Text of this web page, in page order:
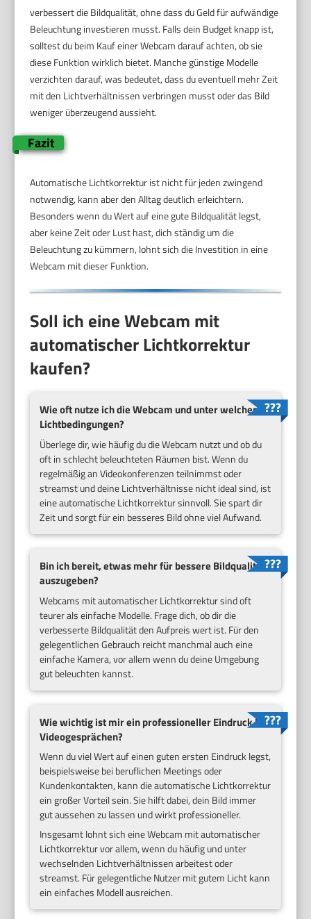
verbessert die Bildqualität, ohne dass du Geld für aufwändige
Beleuchtung investieren musst. Falls dein Budget knapp ist,
solltest du beim Kauf einer Webcam darauf achten, ob sie
diese Funktion wirklich bietet. Manche günstige Modelle
verzichten darauf, was bedeutet, dass du eventuell mehr Zeit
mit den Lichtverhältnissen verbringen musst oder das Bild
weniger überzeugend aussieht.
Fazit
Automatische Lichtkorrektur ist nicht für jeden zwingend
notwendig, kann aber den Alltag deutlich erleichtern.
Besonders wenn du Wert auf eine gute Bildqualität legst,
aber keine Zeit oder Lust hast, dich ständig um die
Beleuchtung zu kümmern, lohnt sich die Investition in eine
Webcam mit dieser Funktion.
Soll ich eine Webcam mit
automatischer Lichtkorrektur
kaufen?
Wie oft nutze ich die Webcam und unter welchen
Lichtbedingungen?
Überlege dir, wie häufig du die Webcam nutzt und ob du
oft in schlecht beleuchteten Räumen bist. Wenn du
regelmäßig an Videokonferenzen teilnimmst oder
streamst und deine Lichtverhältnisse nicht ideal sind, ist
eine automatische Lichtkorrektur sinnvoll. Sie spart dir
Zeit und sorgt für ein besseres Bild ohne viel Aufwand.
Bin ich bereit, etwas mehr für bessere Bildqualität
auszugeben?
Webcams mit automatischer Lichtkorrektur sind oft
teurer als einfache Modelle. Frage dich, ob dir die
verbesserte Bildqualität den Aufpreis wert ist. Für den
gelegentlichen Gebrauch reicht manchmal auch eine
einfache Kamera, vor allem wenn du deine Umgebung
gut beleuchten kannst.
Wie wichtig ist mir ein professioneller Eindruck bei
Videogesprächen?
Wenn du viel Wert auf einen guten ersten Eindruck legst,
beispielsweise bei beruflichen Meetings oder
Kundenkontakten, kann die automatische Lichtkorrektur
ein großer Vorteil sein. Sie hilft dabei, dein Bild immer
gut aussehen zu lassen und wirkt professioneller.
Insgesamt lohnt sich eine Webcam mit automatischer
Lichtkorrektur vor allem, wenn du häufig und unter
wechselnden Lichtverhältnissen arbeitest oder
streamst. Für gelegentliche Nutzer mit gutem Licht kann
ein einfaches Modell ausreichen.